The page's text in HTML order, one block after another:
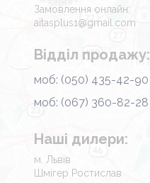
Замовлення онлайн:
aitasplus1@gmail.com
Відділ продажу:
моб: (050) 435-42-90
моб: (067) 360-82-28
Наші дилери:
м. Львів
Шмігер Ростислав